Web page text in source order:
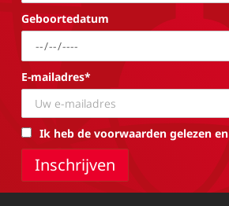
Geboortedatum
E-mailadres*
Ik heb de voorwaarden gelezen